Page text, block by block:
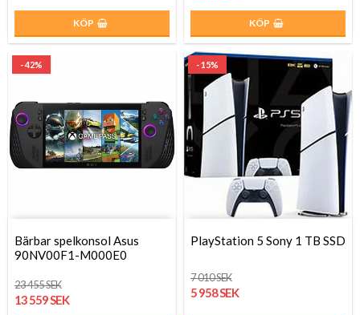
KÖP KÖP
- 42%
Bärbar spelkonsol Asus
90NV00F1-M000E0
23 455 SEK
13 559 SEK
- 15%
PlayStation 5 Sony 1 TB SSD
7 010 SEK
5 958 SEK